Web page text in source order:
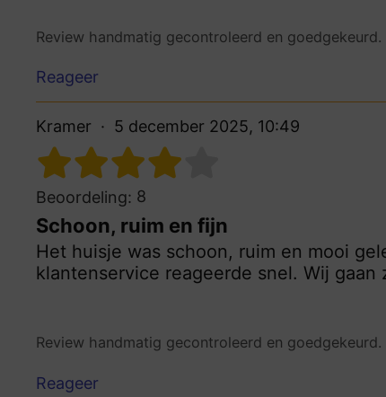
Review handmatig gecontroleerd en goedgekeurd.
Reageer
Kramer 5 december 2025, 10:49
Beoordeling: 8
Schoon, ruim en fijn
Het huisje was schoon, ruim en mooi
klantenservice reageerde snel. Wij
Review handmatig gecontroleerd en goedgekeurd.
Reageer